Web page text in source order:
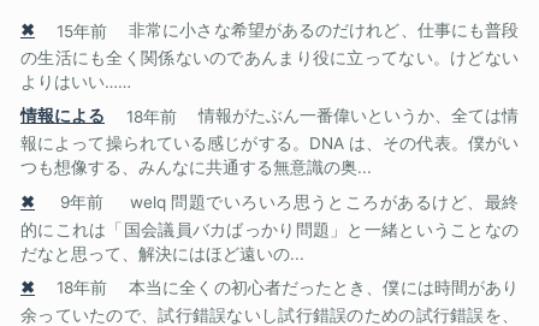
✖ 15年前
非常に小さな希望があるのだけれど、仕事にも普段
の生活にも全く関係ないのであんまり役に立ってない。けどない
よりはいい……
情報による
18年前
情報がたぶん一番偉いというか、全ては情
報によって操られている感じがする。DNA は、その代表。僕がい
つも想像する、みんなに共通する無意識の奥...
✖
9年前
welq 問題でいろいろ思うところがあるけど、最終
的にこれは「国会議員バカばっかり問題」と一緒ということなの
だなと思って、解決にはほど遠いの...
✖
18年前
本当に全くの初心者だったとき、僕には時間があり
余っていたので、試行錯誤ないし試行錯誤のための試行錯誤を、